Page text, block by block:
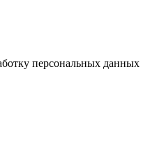
персональных данных